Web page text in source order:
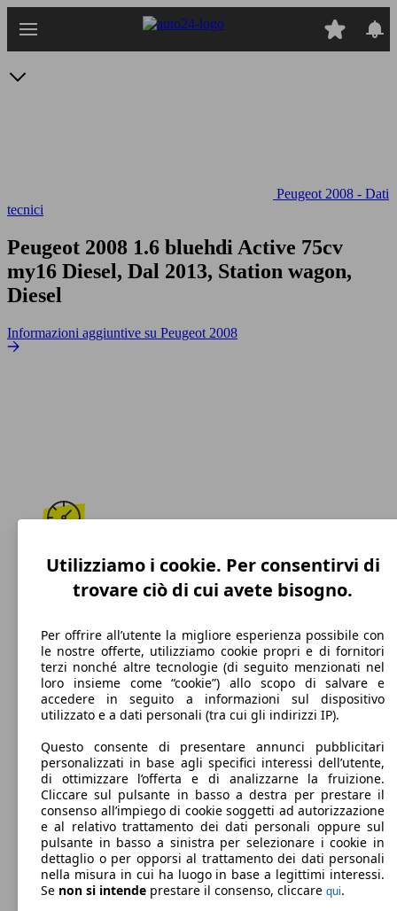
Peugeot 2008 - Dati
tecnici
Peugeot 2008 1.6 bluehdi Active 75cv
my16 Diesel, Dal 2013, Station wagon,
Diesel
Informazioni aggiuntive su Peugeot 2008
165 km/h
Velocità massima
Diesel
Carburante
97 g/km
Emissioni di CO2 (combinato)*
Utilizziamo i cookie. Per consentirvi di
trovare ciò di cui avete bisogno.
Per offrire all’utente la migliore esperienza possibile con
le nostre offerte, utilizziamo cookie propri e di fornitori
terzi nonché altre tecnologie (di seguito menzionati nel
loro insieme come “cookie”) allo scopo di salvare e
accedere in seguito a informazioni sul dispositivo
utilizzato e a dati personali (tra cui gli indirizzi IP).
Questo consente di presentare annunci pubblicitari
personalizzati in base agli specifici interessi dell’utente,
di ottimizzare l’offerta e di analizzarne la fruizione.
Cliccare sul pulsante in basso a destra per prestare il
consenso all’impiego di cookie soggetti ad autorizzazione
e al relativo trattamento dei dati personali oppure sul
pulsante in basso a sinistra per selezionare i cookie in
dettaglio o per opporsi al trattamento dei dati personali
nella misura in cui ha luogo in base a legittimi interessi.
Se non si intende prestare il consenso, cliccare qui.